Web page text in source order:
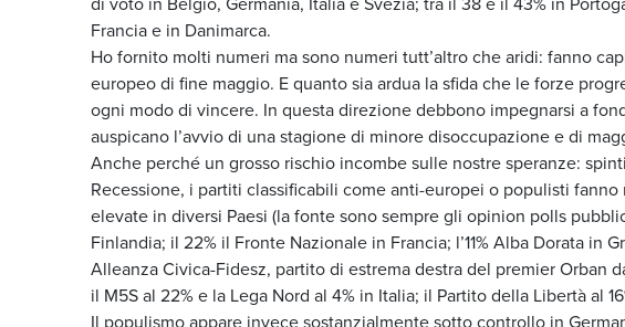
Francia e in Danimarca.
Ho fornito molti numeri ma sono numeri tutt’altro che aridi: fanno
europeo di fine maggio. E quanto sia ardua la sfida che le forze
ogni modo di vincere. In questa direzione debbono impegnarsi a
auspicano l’avvio di una stagione di minore disoccupazione e di
Anche perché un grosso rischio incombe sulle nostre speranze:
Recessione, i partiti classificabili come anti-europei o populisti
elevate in diversi Paesi (la fonte sono sempre gli opinion polls
Finlandia; il 22% il Fronte Nazionale in Francia; l’11% Alba Dorata in
Alleanza Civica-Fidesz, partito di estrema destra del premier Orban
il M5S al 22% e la Lega Nord al 4% in Italia; il Partito della Libertà al
Il populismo appare invece sostanzialmente sotto controllo in